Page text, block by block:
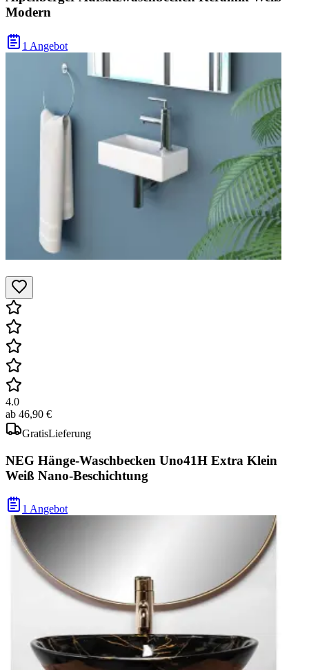
Modern
1 Angebot
4.0
ab 46,90 €
GratisLieferung
NEG Hänge-Waschbecken Uno41H Extra Klein
Weiß Nano-Beschichtung
1 Angebot